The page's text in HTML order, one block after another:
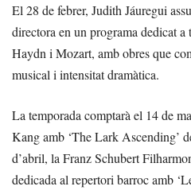
El 28 de febrer, Judith Jáuregui
directora en un programa dedicat a
Haydn i Mozart, amb obres que
musical i intensitat dramàtica.
La temporada comptarà el 14 de
Kang amb ‘The Lark Ascending’
d’abril, la Franz Schubert
dedicada al repertori barroc amb